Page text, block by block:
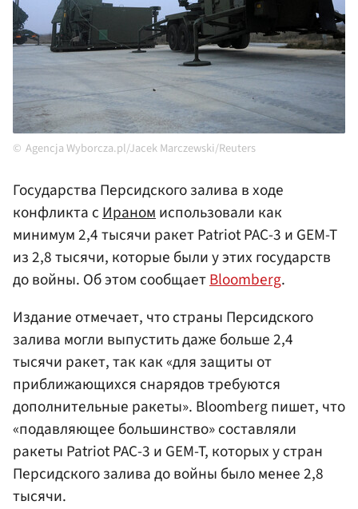
Agencja Wyborcza.pl/Jacek Marczewski/Reuters
Государства Персидского залива в ходе
конфликта сИраномиспользовали как
минимум 2,4 тысячи ракет Patriot PAC-3 и GEM-T
из 2,8 тысячи, которые были у этих государств
до войны. Об этом сообщаетBloomberg.
Издание отмечает, что страны Персидского
залива могли выпустить даже больше 2,4
тысячи ракет, так как «для защиты от
приближающихся снарядов требуются
дополнительные ракеты». Bloomberg пишет, что
«подавляющее большинство» составляли
ракеты Patriot PAC-3 и GEM-T, которых у стран
Персидского залива до войны было менее 2,8
тысячи.